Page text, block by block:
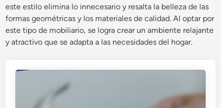
este estilo elimina lo innecesario y resalta la belleza de las
formas geométricas y los materiales de calidad. Al optar por
este tipo de mobiliario, se logra crear un ambiente relajante
y atractivo que se adapta a las necesidades del hogar.